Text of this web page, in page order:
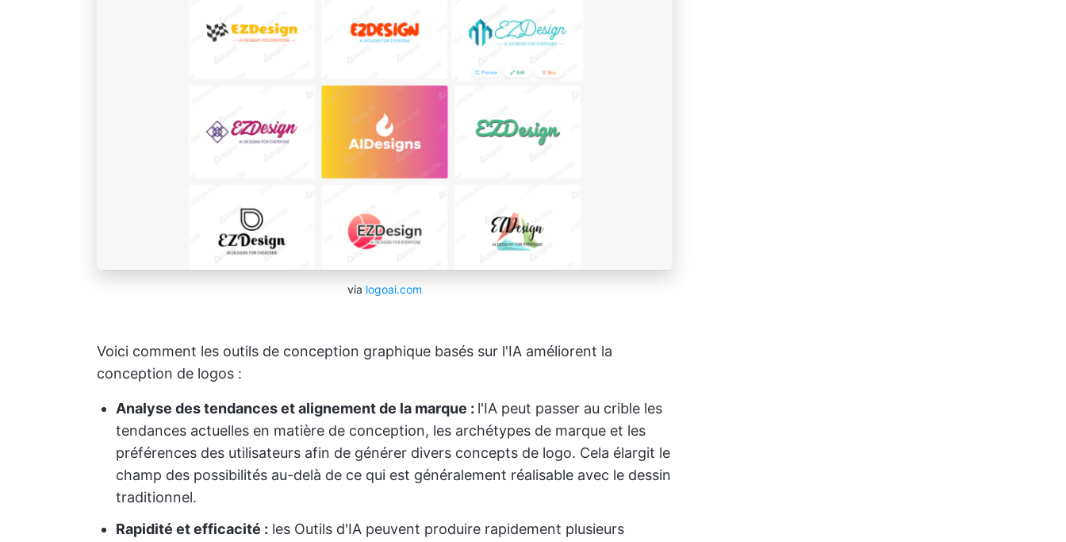
via logoai.com
Voici comment les outils de conception graphique basés sur l'IA améliorent la
conception de logos :
Analyse des tendances et alignement de la marque : l'IA peut passer au crible les
tendances actuelles en matière de conception, les archétypes de marque et les
préférences des utilisateurs afin de générer divers concepts de logo. Cela élargit le
champ des possibilités au-delà de ce qui est généralement réalisable avec le dessin
traditionnel.
Rapidité et efficacité : les Outils d'IA peuvent produire rapidement plusieurs